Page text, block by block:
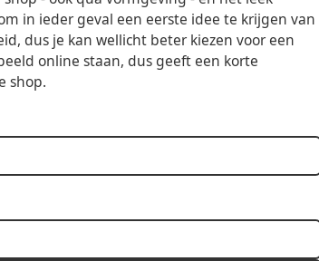
in ieder geval een eerste idee te krijgen van
dus je kan wellicht beter kiezen voor een
online staan, dus geeft een korte
shop.